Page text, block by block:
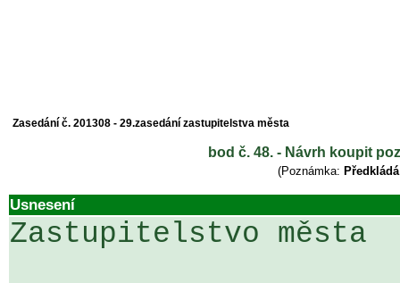
Zasedání č. 201308 - 29.zasedání zastupitelstva města
bod č. 48. - Návrh koupit
(Poznámka:
Usnesení
Zastupitelstvo města